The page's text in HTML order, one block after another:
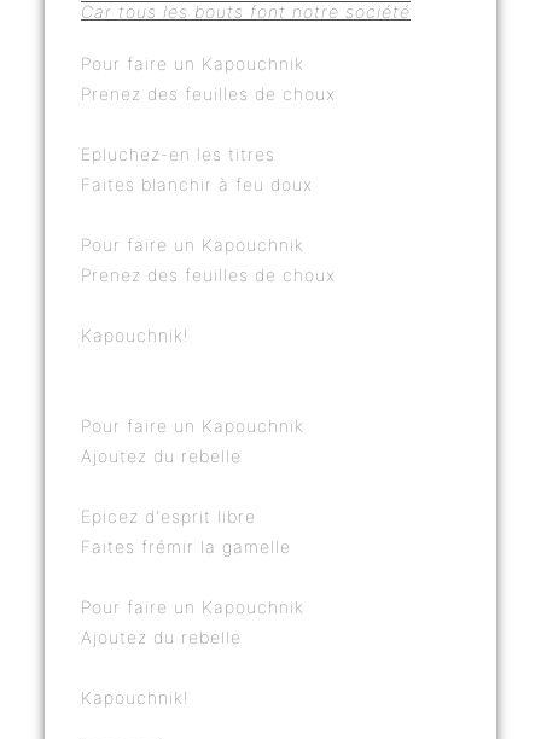
Car tous les bouts font notre société
Pour faire un Kapouchnik
Prenez des feuilles de choux
Epluchez-en les titres
Faites blanchir à feu doux
Pour faire un Kapouchnik
Prenez des feuilles de choux
Kapouchnik!
Pour faire un Kapouchnik
Ajoutez du rebelle
Epicez d'esprit libre
Faites frémir la gamelle
Pour faire un Kapouchnik
Ajoutez du rebelle
Kapouchnik!